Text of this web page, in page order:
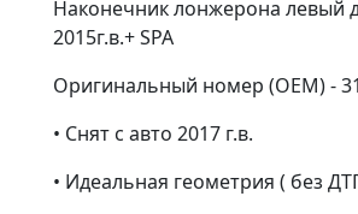
Наконечник лонжерона левый
2015г.в.+ SPA
Оригинальный номер (OEM) -
• Снят с авто 2017 г.в.
• Идеальная геометрия ( без